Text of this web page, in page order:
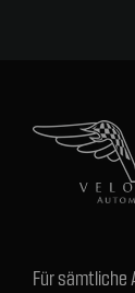
Für sämtliche